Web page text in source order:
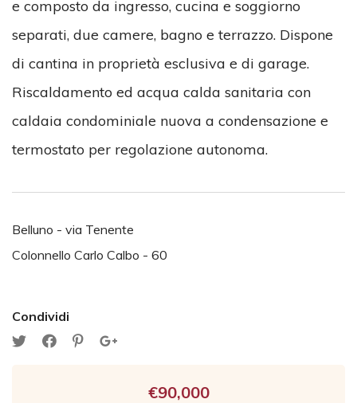
e composto da ingresso, cucina e soggiorno
separati, due camere, bagno e terrazzo. Dispone
di cantina in proprietà esclusiva e di garage.
Riscaldamento ed acqua calda sanitaria con
caldaia condominiale nuova a condensazione e
termostato per regolazione autonoma.
Belluno - via Tenente
Colonnello Carlo Calbo - 60
Condividi
€90,000